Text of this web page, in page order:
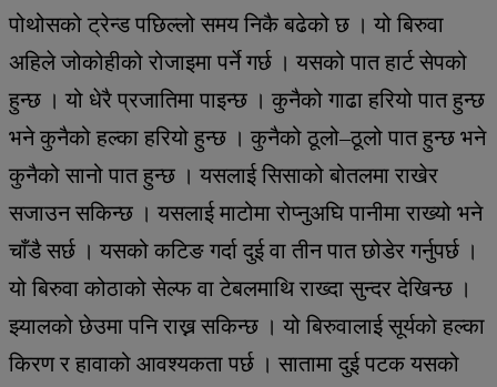
पोथोसको ट्रेन्ड पछिल्लो समय निकै बढेको छ । यो बिरुवा
अहिले जोकोहीको रोजाइमा पर्ने गर्छ । यसको पात हार्ट सेपको
हुन्छ । यो धेरै प्रजातिमा पाइन्छ । कुनैको गाढा हरियो पात हुन्छ
भने कुनैको हल्का हरियो हुन्छ । कुनैको ठूलो–ठूलो पात हुन्छ भने
कुनैको सानो पात हुन्छ । यसलाई सिसाको बोतलमा राखेर
सजाउन सकिन्छ । यसलाई माटोमा रोप्नुअघि पानीमा राख्यो भने
चाँडै सर्छ । यसको कटिङ गर्दा दुई वा तीन पात छोडेर गर्नुपर्छ ।
यो बिरुवा कोठाको सेल्फ वा टेबलमाथि राख्दा सुन्दर देखिन्छ ।
झ्यालको छेउमा पनि राख्न सकिन्छ । यो बिरुवालाई सूर्यको हल्का
किरण र हावाको आवश्यकता पर्छ । सातामा दुई पटक यसको